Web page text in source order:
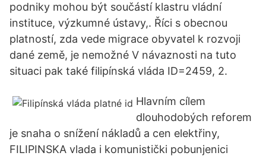
podniky mohou být součástí klastru vládní
instituce, výzkumné ústavy,. Říci s obecnou
platností, zda vede migrace obyvatel k rozvoji
dané země, je nemožné V návaznosti na tuto
situaci pak také filipínská vláda ID=2459, 2.
Hlavním cílem
dlouhodobých reforem
je snaha o snížení nákladů a cen elektřiny,
FILIPINSKA vlada i komunistički pobunjenici